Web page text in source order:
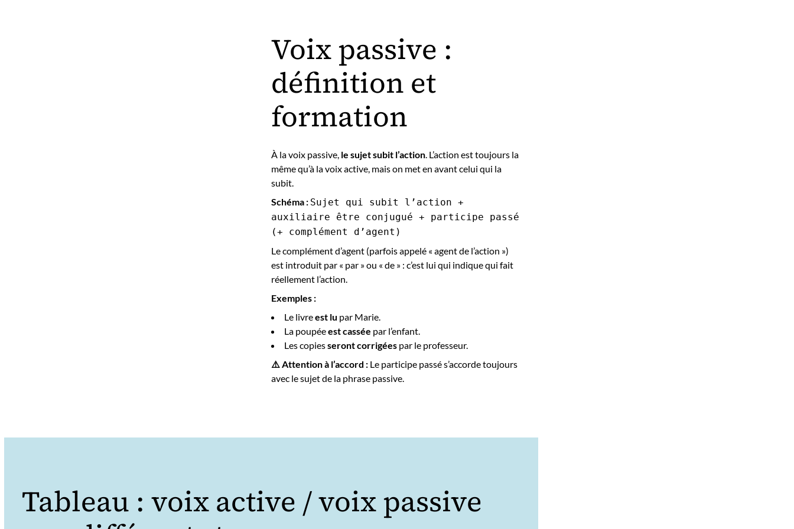
Voix passive :
définition et
formation
À la voix passive, le sujet subit l’action. L’action est toujours la
même qu’à la voix active, mais on met en avant celui qui la
subit.
Schéma : Sujet qui subit l’action +
auxiliaire être conjugué + participe passé
(+ complément d’agent)
Le complément d’agent (parfois appelé « agent de l’action »)
est introduit par « par » ou « de » : c’est lui qui indique qui fait
réellement l’action.
Exemples :
Le livreest lu par Marie.
La poupéeest cassée par l’enfant.
Les copiesseront corrigées par le professeur.
⚠️ Attention à l’accord : Le participe passé s’accorde toujours
avec le sujet de la phrase passive.
Tableau : voix active / voix passive